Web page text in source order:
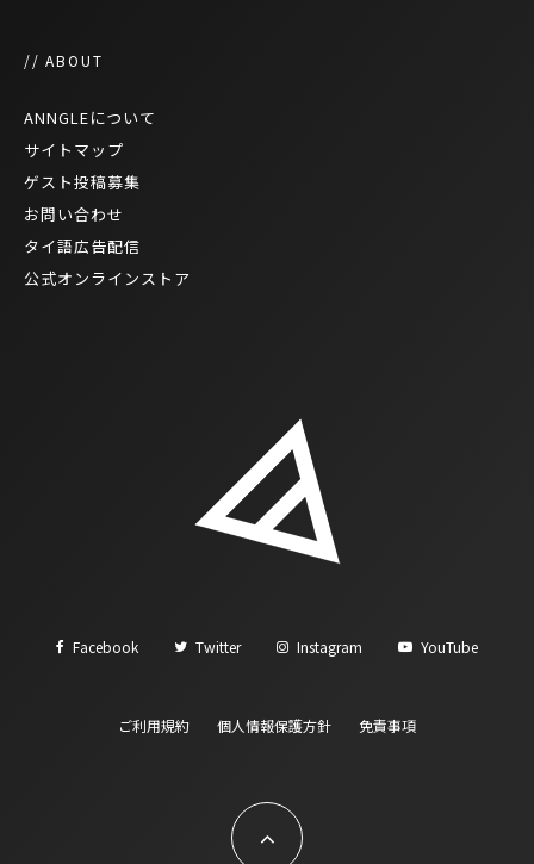
// ABOUT
ANNGLEについて
サイトマップ
ゲスト投稿募集
お問い合わせ
タイ語広告配信
公式オンラインストア
Facebook Twitter Instagram YouTube
ご利用規約 個人情報保護方針 免責事項